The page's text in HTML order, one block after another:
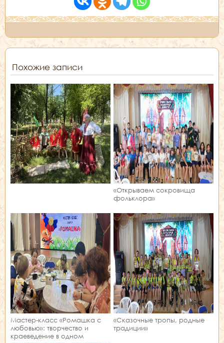
Похожие записи
«Открываем сокровища
фольклора»
Мастер‑класс «Ромашка с
любовью»: творчество и
краеведение в одном
«Сказочные тропы, родные
традиции»